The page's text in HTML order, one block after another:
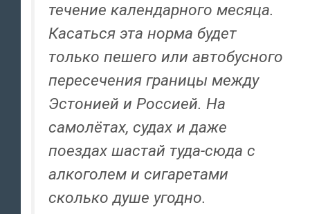
течение календарного месяца.
Касаться эта норма будет
только пешего или автобусного
пересечения границы между
Эстонией и Россией. На
самолётах, судах и даже
поездах шастай туда-сюда с
алкоголем и сигаретами
сколько душе угодно.